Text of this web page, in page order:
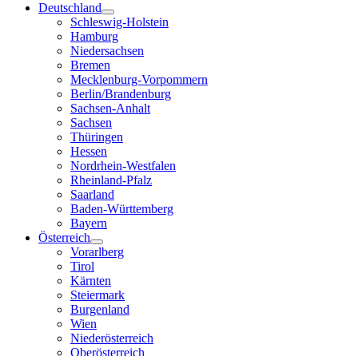
Deutschland
Schleswig-Holstein
Hamburg
Niedersachsen
Bremen
Mecklenburg-Vorpommern
Berlin/Brandenburg
Sachsen-Anhalt
Sachsen
Thüringen
Hessen
Nordrhein-Westfalen
Rheinland-Pfalz
Saarland
Baden-Württemberg
Bayern
Österreich
Vorarlberg
Tirol
Kärnten
Steiermark
Burgenland
Wien
Niederösterreich
Oberösterreich